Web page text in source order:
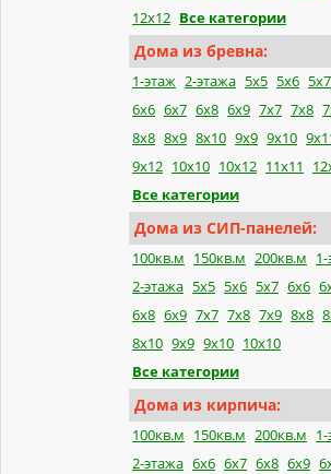
12x12 Все категории
Дома из бревна:
1-этаж 2-этажа 5x5 5x6 5x7
6x6 6x7 6x8 6x9 7x7 7x8
8x8 8x9 8x10 9x9 9x10
9x12 10x10 10x12 11x11
Все категории
Дома из СИП-панелей:
100кв.м 150кв.м 200кв.м
2-этажа 5x5 5x6 5x7 6x6
6x8 6x9 7x7 7x8 7x9 8x8
8x10 9x9 9x10 10x10
Все категории
Дома из кирпича:
100кв.м 150кв.м 200кв.м
2-этажа 6x6 6x7 6x8 6x9